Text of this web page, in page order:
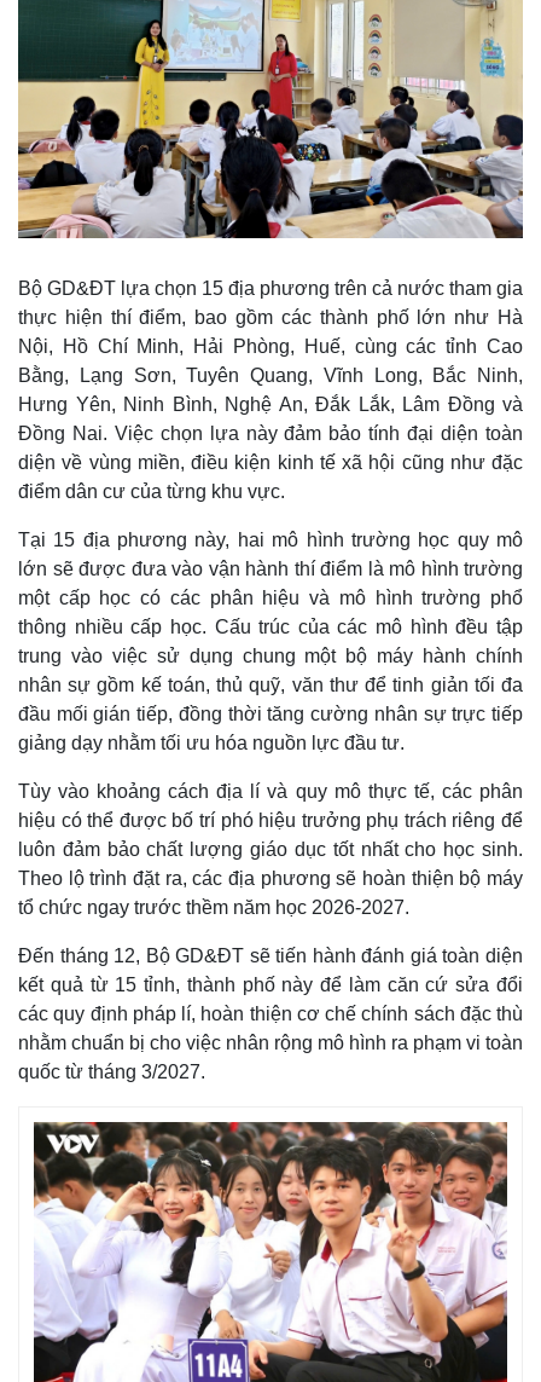
Thế giới
Quan sát
Cuộc sống đó đây
Multimedia
Video
Ảnh
Infographic
Bộ GD&ĐT lựa chọn 15 địa phương trên cả nước tham gia
thực hiện thí điểm, bao gồm các thành phố lớn như Hà
Nội, Hồ Chí Minh, Hải Phòng, Huế, cùng các tỉnh Cao
Bằng, Lạng Sơn, Tuyên Quang, Vĩnh Long, Bắc Ninh,
Hưng Yên, Ninh Bình, Nghệ An, Đắk Lắk, Lâm Đồng và
Đồng Nai. Việc chọn lựa này đảm bảo tính đại diện toàn
diện về vùng miền, điều kiện kinh tế xã hội cũng như đặc
điểm dân cư của từng khu vực.
Tại 15 địa phương này, hai mô hình trường học quy mô
lớn sẽ được đưa vào vận hành thí điểm là mô hình trường
một cấp học có các phân hiệu và mô hình trường phổ
thông nhiều cấp học. Cấu trúc của các mô hình đều tập
trung vào việc sử dụng chung một bộ máy hành chính
nhân sự gồm kế toán, thủ quỹ, văn thư để tinh giản tối đa
đầu mối gián tiếp, đồng thời tăng cường nhân sự trực tiếp
giảng dạy nhằm tối ưu hóa nguồn lực đầu tư.
Tùy vào khoảng cách địa lí và quy mô thực tế, các phân
hiệu có thể được bố trí phó hiệu trưởng phụ trách riêng để
luôn đảm bảo chất lượng giáo dục tốt nhất cho học sinh.
Theo lộ trình đặt ra, các địa phương sẽ hoàn thiện bộ máy
tổ chức ngay trước thềm năm học 2026-2027.
Đến tháng 12, Bộ GD&ĐT sẽ tiến hành đánh giá toàn diện
kết quả từ 15 tỉnh, thành phố này để làm căn cứ sửa đổi
các quy định pháp lí, hoàn thiện cơ chế chính sách đặc thù
nhằm chuẩn bị cho việc nhân rộng mô hình ra phạm vi toàn
quốc từ tháng 3/2027.